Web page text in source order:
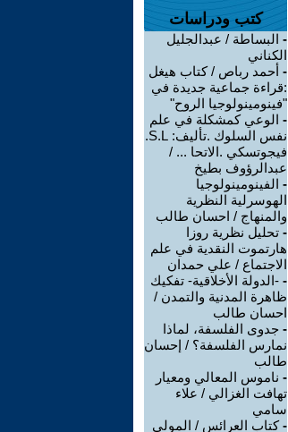
كتب ودراسات
- البساطة / عبدالجليل
الكناني
- أحمد رباص / كتاب هيغل
:قراءة جماعية جديدة في
"فينومينولوجيا الروح"
- الوعي كمشكلة في علم
نفس السلوك .تأليف: S.L.
فيجوتسكي .الاتحا ... /
عبدالرؤوف بطيخ
- الفينومينولوجيا
الهوسرلية النظرية
والمنهاج / احسان طالب
- تحليل نظرية روزا
هارتموت النقدية في علم
الاجتماع / علي حمدان
- -الدولة الأخلاقية- تفكيك
ظاهرة المدنية والتمدن /
احسان طالب
- جدوى الفلسفة، لماذا
نمارس الفلسفة؟ / إحسان
طالب
- ناموس المعالي ومعيار
تهافت الغزالي / علاء
سامي
-كتاب العرائس / المولى